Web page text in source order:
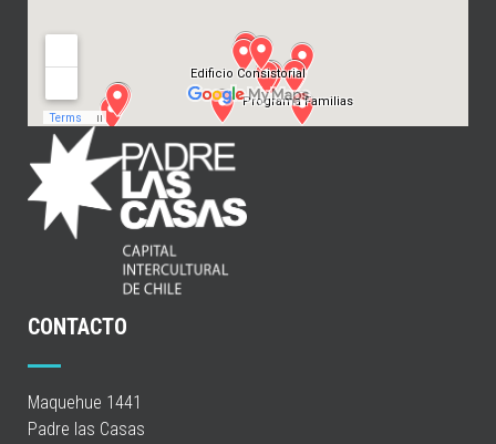
CONTACTO
Maquehue 1441
Padre las Casas